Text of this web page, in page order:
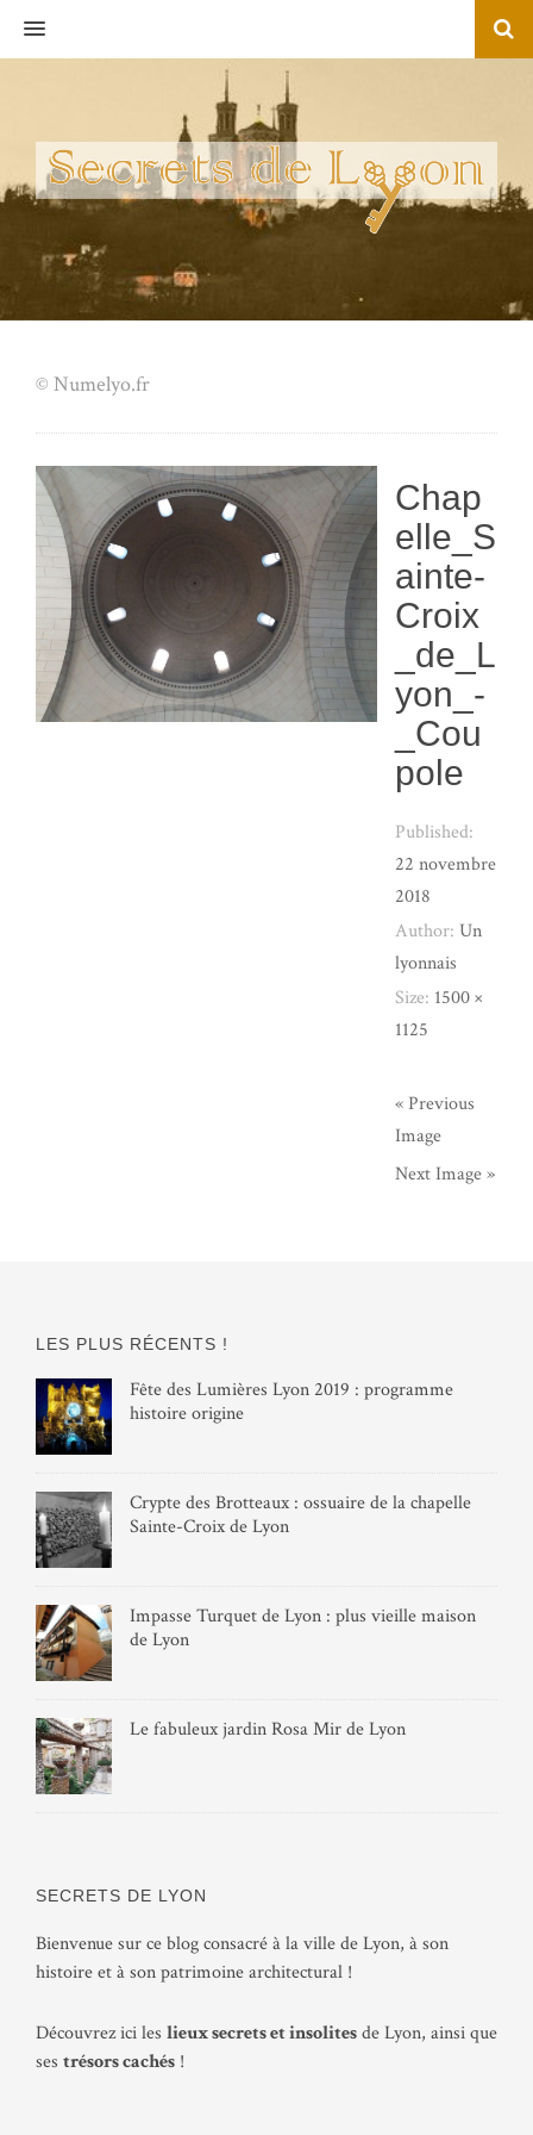
MENU
© Numelyo.fr
Chap
elle_S
ainte-
Croix
_de_L
yon_-
_Cou
pole
Published:
22 novembre
2018
Author:Un
lyonnais
Size: 1500 ×
1125
« Previous
Image
Next Image »
LES PLUS RÉCENTS !
Fête des Lumières Lyon 2019 : programme
histoire origine
Crypte des Brotteaux : ossuaire de la chapelle
Sainte-Croix de Lyon
Impasse Turquet de Lyon : plus vieille maison
de Lyon
Le fabuleux jardin Rosa Mir de Lyon
SECRETS DE LYON
Bienvenue sur ce blog consacré à la ville de Lyon, à son
histoire et à son patrimoine architectural !
Découvrez ici les lieux secrets et insolitesde Lyon, ainsi que
ses trésors cachés !